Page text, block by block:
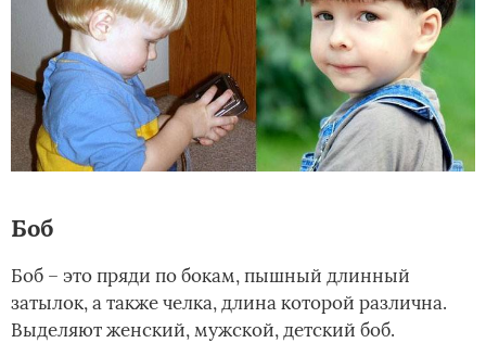
Боб
Боб – это пряди по бокам, пышный длинный
затылок, а также челка, длина которой различна.
Выделяют женский, мужской, детский боб.